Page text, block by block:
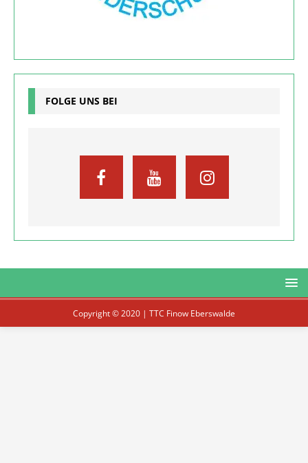
FOLGE UNS BEI
Copyright © 2020 | TTC Finow Eberswalde